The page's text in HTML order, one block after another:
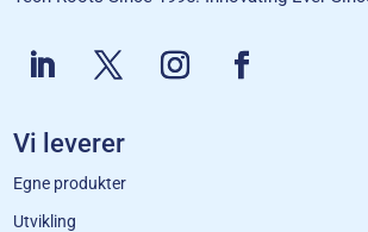
Vi leverer
Egne produkter
Utvikling